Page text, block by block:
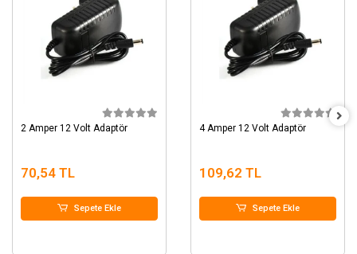
2 Amper 12 Volt Adaptör
70,54 TL
Sepete Ekle
4 Amper 12 Volt Adaptör
109,62 TL
Sepete Ekle